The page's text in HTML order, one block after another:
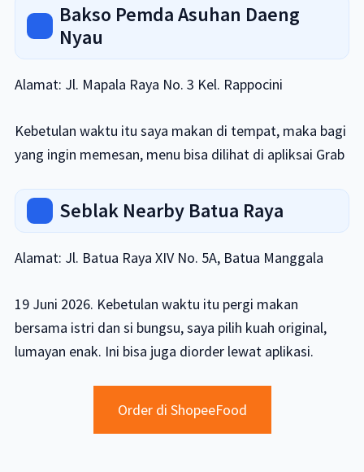
Bakso Pemda Asuhan Daeng
Nyau
Alamat: Jl. Mapala Raya No. 3 Kel. Rappocini
Kebetulan waktu itu saya makan di tempat, maka bagi
yang ingin memesan, menu bisa dilihat di apliksai Grab
Seblak Nearby Batua Raya
Alamat: Jl. Batua Raya XIV No. 5A, Batua Manggala
19 Juni 2026. Kebetulan waktu itu pergi makan
bersama istri dan si bungsu, saya pilih kuah original,
lumayan enak. Ini bisa juga diorder lewat aplikasi.
Order di ShopeeFood